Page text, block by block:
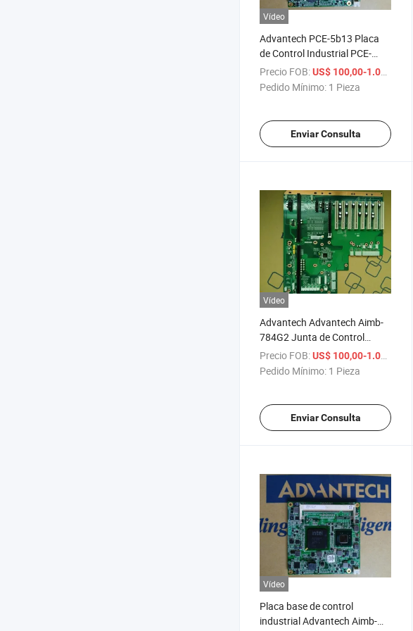
Vídeo
Advantech PCE-5b13 Placa
de Control Industrial PCE-
5b13-08rev. A1 Ipc-610L/H,
PCE-7b08-04, PCE-7b07-
Precio FOB:US$ 100,00-1.000,00
Pedido Mínimo: 1 Pieza
Enviar Consulta
Vídeo
Advantech Advantech Aimb-
784G2 Junta de Control
Industrial Aimb-784 Rev. A1
Junta Industrial, Asmb-820-
Precio FOB:US$ 100,00-1.000,00
Pedido Mínimo: 1 Pieza
Enviar Consulta
Vídeo
Placa base de control
industrial Advantech Aimb-